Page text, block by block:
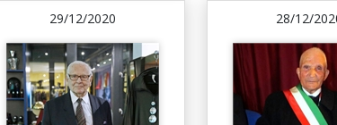
29/12/2020 28/12/